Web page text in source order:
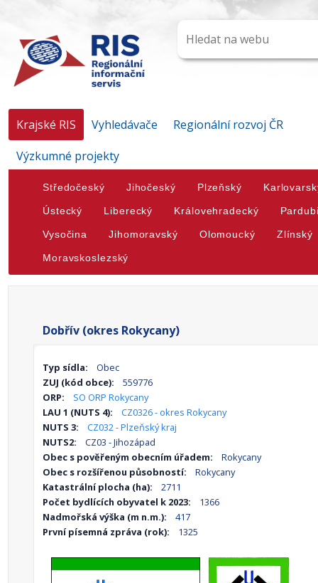
Krajské RIS Vyhledávače
Regionální rozvoj ČR
Výzkumné projekty
Středočeský Jihočeský Plzeňský
Ústecký Liberecký Královehradecký
Vysočina Jihomoravský Olomoucký Zlínský
Moravskoslezský
Dobřív (okres Rokycany)
Typ sídla:
Obec
ZUJ (kód obce):
559776
ORP:
SO ORP Rokycany
LAU 1 (NUTS 4):
CZ0326 - okres Rokycany
NUTS 3:
CZ032 - Plzeňský kraj
NUTS2:
CZ03 - Jihozápad
Obec s pověřeným obecním úřadem:
Rokycany
Obec s rozšířenou působností:
Rokycany
Katastrální plocha (ha):
2711
Počet bydlících obyvatel k 2023:
1366
Nadmořská výška (m n.m.):
417
První písemná zpráva (rok):
1325